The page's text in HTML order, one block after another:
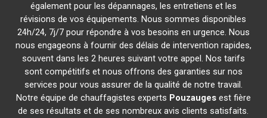
également pour les dépannages, les entretiens et les
révisions de vos équipements. Nous sommes disponibles
24h/24, 7j/7 pour répondre à vos besoins en urgence. Nous
nous engageons à fournir des délais de intervention rapides,
souvent dans les 2 heures suivant votre appel. Nos tarifs
sont compétitifs et nous offrons des garanties sur nos
services pour vous assurer de la qualité de notre travail.
Notre équipe de chauffagistes experts Pouzaugesest fière
de ses résultats et de ses nombreux avis clients satisfaits.